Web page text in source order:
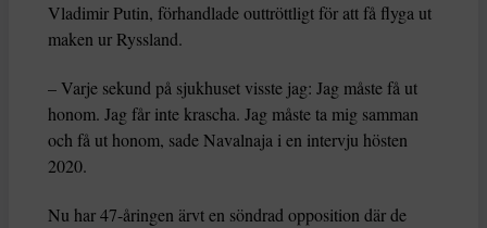
Vladimir Putin, förhandlade outtröttligt för att få flyga ut
maken ur Ryssland.
– Varje sekund på sjukhuset visste jag: Jag måste få ut
honom. Jag får inte krascha. Jag måste ta mig samman
och få ut honom, sade Navalnaja i en intervju hösten
2020.
Nu har 47-åringen ärvt en söndrad opposition där de